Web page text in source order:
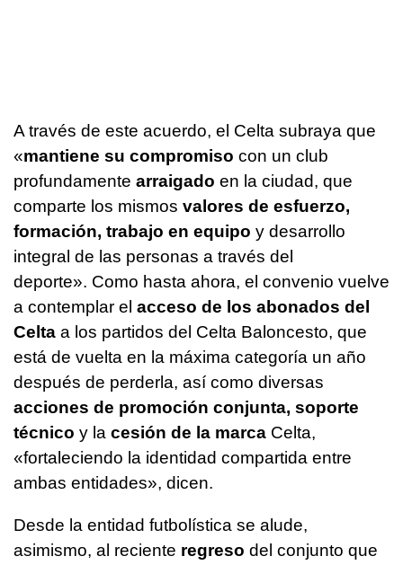
A través de este acuerdo, el Celta subraya que
«mantiene su compromiso con un club
profundamente arraigado en la ciudad, que
comparte los mismos valores de esfuerzo,
formación, trabajo en equipo y desarrollo
integral de las personas a través del
deporte». Como hasta ahora, el convenio vuelve
a contemplar el acceso de los abonados del
Celta a los partidos del Celta Baloncesto, que
está de vuelta en la máxima categoría un año
después de perderla, así como diversas
acciones de promoción conjunta, soporte
técnico y la cesión de la marca Celta,
«fortaleciendo la identidad compartida entre
ambas entidades», dicen.
Desde la entidad futbolística se alude,
asimismo, al reciente regreso del conjunto que